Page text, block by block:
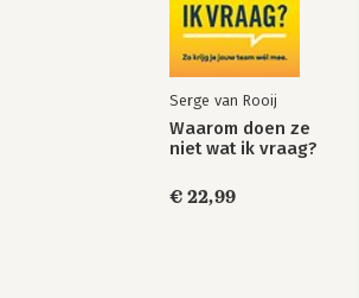
Serge van Rooij
Waarom doen ze
niet wat ik vraag?
€ 22,99